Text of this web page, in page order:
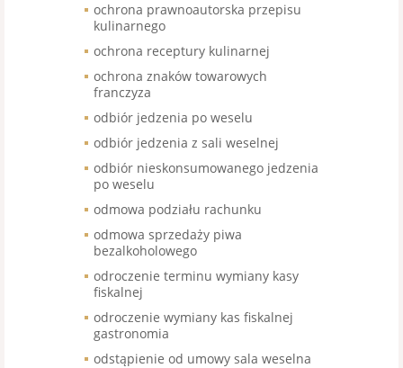
ochrona prawnoautorska przepisu
kulinarnego
ochrona receptury kulinarnej
ochrona znaków towarowych
franczyza
odbiór jedzenia po weselu
odbiór jedzenia z sali weselnej
odbiór nieskonsumowanego jedzenia
po weselu
odmowa podziału rachunku
odmowa sprzedaży piwa
bezalkoholowego
odroczenie terminu wymiany kasy
fiskalnej
odroczenie wymiany kas fiskalnej
gastronomia
odstąpienie od umowy sala weselna